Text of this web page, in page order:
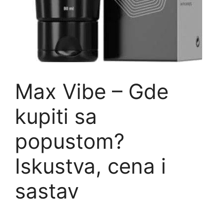
Max Vibe – Gde
kupiti sa
popustom?
Iskustva, cena i
sastav